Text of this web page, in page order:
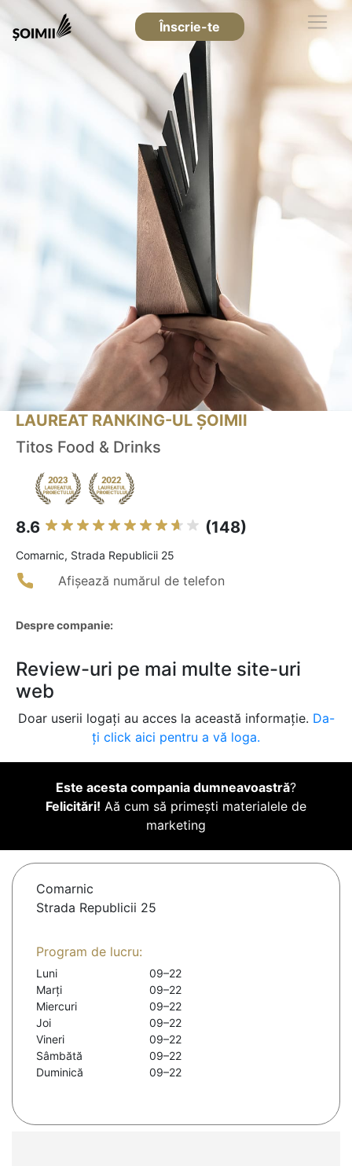
Înscrie-te
LAUREAT RANKING-UL ȘOIMII
Titos Food & Drinks
8.6 (148)
Comarnic, Strada Republicii 25
Afișează numărul de telefon
Despre companie:
Review-uri pe mai multe site-uri
web
Doar userii logați au acces la această informație. Da-
ți click aici pentru a vă loga.
Este acesta compania dumneavoastră?
Felicitări! Aă cum să primești materialele de
marketing
Comarnic
Strada Republicii 25
Program de lucru:
Luni
09–22
Marți
09–22
Miercuri
09–22
Joi
09–22
Vineri
09–22
Sâmbătă
09–22
Duminică
09–22